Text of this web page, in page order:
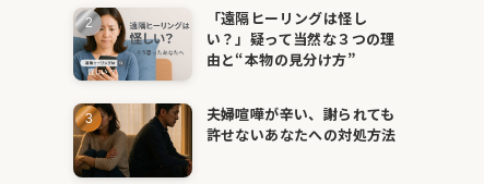
「遠隔ヒーリングは怪し
い？」疑って当然な３つの理
由と“本物の見分け方”
夫婦喧嘩が辛い、謝られても
許せないあなたへの対処方法